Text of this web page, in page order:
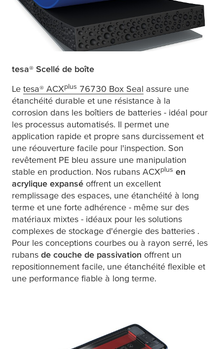
tesa® Scellé de boîte
Le tesa® ACXplus 76730 Box Seal assure une
étanchéité durable et une résistance à la
corrosion dans les boîtiers de batteries - idéal pour
les processus automatisés. Il permet une
application rapide et propre sans durcissement et
une réouverture facile pour l'inspection. Son
revêtement PE bleu assure une manipulation
stable en production. Nos rubans ACXplus en
acrylique expansé offrent un excellent
remplissage des espaces, une étanchéité à long
terme et une forte adhérence - même sur des
matériaux mixtes - idéaux pour les solutions
complexes de stockage d'énergie des batteries .
Pour les conceptions courbes ou à rayon serré, les
rubans de couche de passivation offrent un
repositionnement facile, une étanchéité flexible et
une performance fiable à long terme.